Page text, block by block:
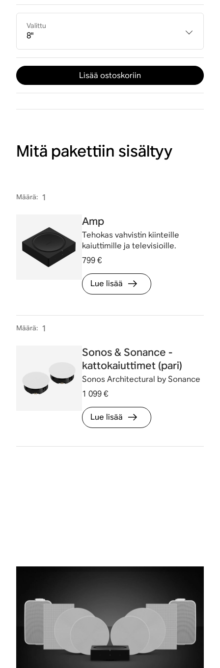
Valittu
8"
Lisää ostoskoriin
Mitä pakettiin sisältyy
Määrä: 1
Amp
Tehokas vahvistin kiinteille
kaiuttimille ja televisioille.
799 €
Lue lisää
Määrä: 1
Sonos & Sonance -
kattokaiuttimet (pari)
Sonos Architectural by Sonance
1 099 €
Lue lisää